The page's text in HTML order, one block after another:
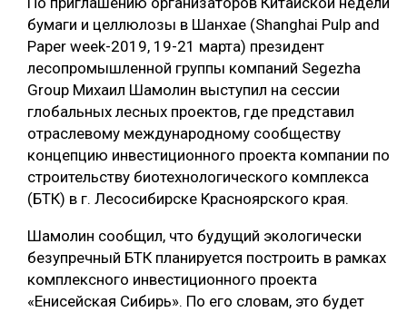
БИОЭНЕРГЕТИКА
ЛЕСОВОССТАНОВЛЕНИЕ И ЗАЩИТА
ЛОГИСТИКА
ПРОИЗВОДСТВО ДРЕВЕСНЫХ ПЛИТ
ЦБП
КОМПЛЕКСНАЯ ПЕРЕРАБОТКА
ДЕРЕВЯННОЕ ДОМОСТРОЕНИЕ
БЕЗОПАСНОЕ ПРОИЗВОДСТВО
ТЕМАТИЧЕСКИЕ ПРОЕКТЫ
ПОДБОРКИ СТАТЕЙ
бумаги и целлюлозы в Шанхае (Shanghai Pulp and
Paper week-2019, 19-21 марта) президент
лесопромышленной группы компаний Segezha
Group Михаил Шамолин выступил на сессии
глобальных лесных проектов, где представил
отраслевому международному сообществу
концепцию инвестиционного проекта компании по
строительству биотехнологического комплекса
(БТК) в г. Лесосибирске Красноярского края.
Шамолин сообщил, что будущий экологически
безупречный БТК планируется построить в рамках
комплексного инвестиционного проекта
«Енисейская Сибирь». По его словам, это будет